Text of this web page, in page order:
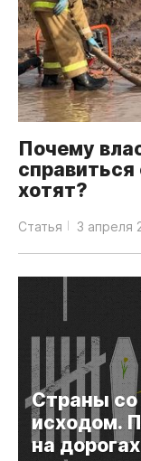
Почему
хотят?
Статья 3 апреля
Страны
исходом.
на